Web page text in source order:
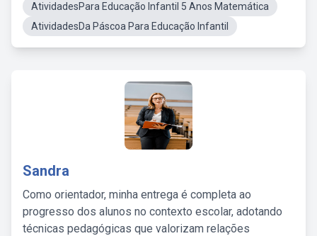
AtividadesPara Educação Infantil 5 Anos Matemática
AtividadesDa Páscoa Para Educação Infantil
Sandra
Como orientador, minha entrega é completa ao
progresso dos alunos no contexto escolar, adotando
técnicas pedagógicas que valorizam relações